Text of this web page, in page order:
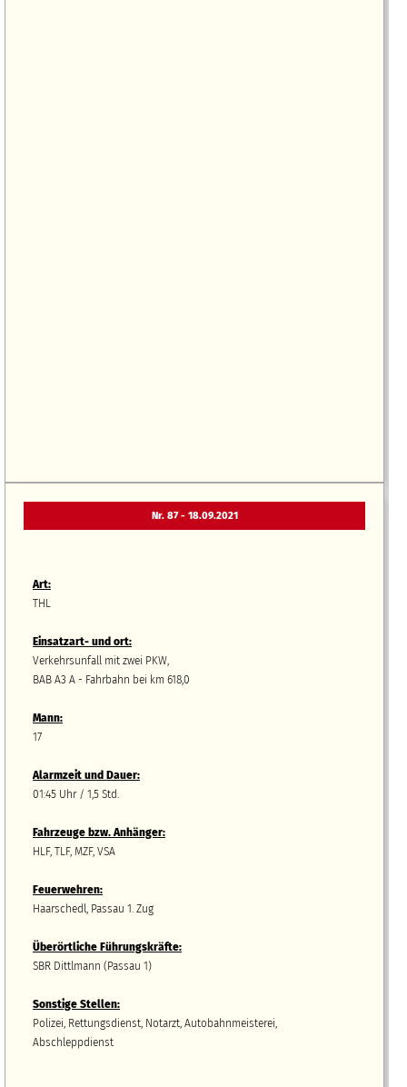
Nr. 87 - 18.09.2021
Art:
THL
Einsatzart- und ort:
Verkehrsunfall mit zwei PKW,
BAB A3 A - Fahrbahn bei km 618,0
Mann:
17
Alarmzeit und Dauer:
01:45 Uhr / 1,5 Std.
Fahrzeuge bzw.Anhänger:
HLF, TLF, MZF, VSA
Feuerwehren:
Haarschedl, Passau 1. Zug
Überörtliche Führungskräfte:
SBR Dittlmann (Passau 1)
Sonstige Stellen:
Polizei, Rettungsdienst, Notarzt, Autobahnmeisterei,
Abschleppdienst